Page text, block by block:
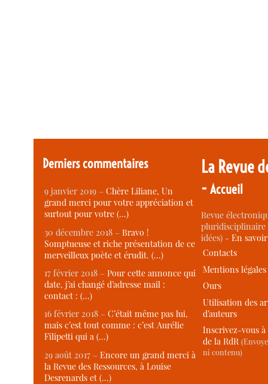
Derniers commentaires
9 janvier 2019 –Chère Liliane, Un
grand merci pour votre appréciation et
surtout pour votre (…)
30 décembre 2018 –Bravo !
Somptueuse et riche présentation de ce
merveilleux poète et érudit. (…)
17 février 2018 –Pour cette annonce qui
date, j’ai changé d’adresse mail :
contact : (…)
16 février 2018 –C’était même pas lui,
mais c’est tout comme : c’est Aurélie
Filipetti qui a (…)
29 août 2017 –Encore un grand merci à
la Revue des Ressources, à Louise
Desrenards et (…)
La Revue
-Accueil
Revue
idées) -En
Contacts
Mentions légales
Ours
Utilisation des
d’auteurs
Inscrivez-vous
de la RdR
ni contenu)